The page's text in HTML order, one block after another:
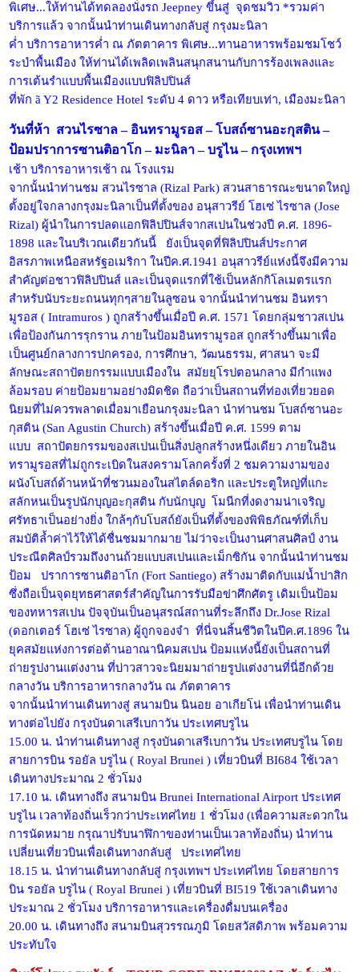
พิเศษ...ให้ท่านได้ทดลองนั่งรถ Jeepney ขึ้นสู่ จุดชมวิว *รวมค่า
บริการแล้ว จากนั้นนำท่านเดินทางกลับสู่ กรุงมะนิลา
ค่ำ บริการอาหารค่ำ ณ ภัตตาคาร พิเศษ...ทานอาหารพร้อมชมโชว์
ระบำพื้นเมือง ให้ท่านได้เพลิดเพลินสนุกสนานกับการร้องเพลงและ
การเต้นรำแบบพื้นเมืองแบบฟิลิปปินส์
ที่พัก ã Y2 Residence Hotel ระดับ 4 ดาว หรือเทียบเท่า, เมืองมะนิลา
วันที่ห้า สวนไรซาล – อินทรามูรอส – โบสถ์ซานอะกุสติน –
ป้อมปราการซานติอาโก – มะนิลา – บรูไน – กรุงเทพฯ
เช้า บริการอาหารเช้า ณ โรงแรม
จากนั้นนำท่านชม สวนไรซาล (Rizal Park) สวนสาธารณะขนาดใหญ่
ตั้งอยู่ใจกลางกรุงมะนิลาเป็นที่ตั้งของ อนุสาวรีย์ โฮเซ่ ไรซาล (Jose
Rizal) ผู้นำในการปลดแอกฟิลิปปินส์จากสเปนในช่วงปี ค.ศ. 1896-
1898 และในบริเวณเดียวกันนี้ ยังเป็นจุดที่ฟิลิปปินส์ประกาศ
อิสรภาพเหนือสหรัฐอเมริกา ในปีค.ศ.1941 อนุสาวรีย์แห่งนี้จึงมีความ
สำคัญต่อชาวฟิลิปปินส์ และเป็นจุดแรกที่ใช้เป็นหลักกิโลเมตรแรก
สำหรับนับระยะถนนทุกๆสายในลูซอน จากนั้นนำท่านชม อินทรา
มูรอส ( Intramuros ) ถูกสร้างขึ้นเมื่อปี ค.ศ. 1571 โดยกลุ่มชาวสเปน
เพื่อป้องกันการรุกราน ภายในป้อมอินทรามูรอส ถูกสร้างขึ้นมาเพื่อ
เป็นศูนย์กลางการปกครอง, การศึกษา, วัฒนธรรม, ศาสนา จะมี
ลักษณะสถาปัตยกรรมแบบเมืองใน สมัยยุโรปตอนกลาง มีกำแพง
ล้อมรอบ ค่ายป้อมยามอย่างมิดชิด ถือว่าเป็นสถานที่ท่องเที่ยวยอด
นิยมที่ไม่ควรพลาดเมื่อมาเยือนกรุงมะนิลา นำท่านชม โบสถ์ซานอะ
กุสติน (San Agustin Church) สร้างขึ้นเมื่อปี ค.ศ. 1599 ตาม
แบบ สถาปัตยกรรมของสเปนเป็นสิ่งปลูกสร้างหนึ่งเดียว ภายในอิน
ทรามูรอสที่ไม่ถูกระเบิดในสงครามโลกครั้งที่ 2 ชมความงามของ
ผนังโบสถ์ด้านหน้าที่ชวนมองในสไตล์ดอริก และประตูใหญ่ที่แกะ
สลักหนเป็นรูปนักบุญอะกุสติน กับนักบุญ โมนีกที่งดงามน่าเจริญ
ศรัทธาเป็นอย่างยิ่ง ใกล้ๆกับโบสถ์ยังเป็นที่ตั้งของพิพิธภัณฑ์ที่เก็บ
สมบัติล้ำค่าไว้ให้ได้ชื่นชมมากมาย ไม่ว่าจะเป็นงานศาสนศิลป์ งาน
ประณีตศิลป์รวมถึงงานถ้วยแบบสเปนและเม็กซิกัน จากนั้นนำท่านชม
ป้อม ปราการซานติอาโก (Fort Santiego) สร้างมาติดกับแม่น้ำปาสิก
ซึ่งถือเป็นจุดยุทธศาสตร์สำคัญในการรับมือข่าศึกศัตรู เดิมเป็นป้อม
ของทหารสเปน ปัจจุบันเป็นอนุสรณ์สถานที่ระลึกถึง Dr.Jose Rizal
(ดอกเตอร์ โฮเซ่ ไรซาล) ผู้ถูกจองจำ ที่นี่จนสิ้นชีวิตในปีค.ศ.1896 ใน
ยุคสมัยแห่งการต่อต้านอาณานิคมสเปน ป้อมแห่งนี้ยังเป็นสถานที่
ถ่ายรูปงานแต่งงาน ที่บ่าวสาวจะนิยมมาถ่ายรูปแต่งงานที่นี่อีกด้วย
กลางวัน บริการอาหารกลางวัน ณ ภัตตาคาร
จากนั้นนำท่านเดินทางสู่ สนามบิน นินอย อาเกียโน่ เพื่อนำท่านเดิน
ทางต่อไปยัง กรุงบันดาเสรีเบกาวัน ประเทศบรูไน
15.00 น. นำท่านเดินทางสู่ กรุงบันดาเสรีเบกาวัน ประเทศบรูไน โดย
สายการบิน รอยัล บรูไน ( Royal Brunei ) เที่ยวบินที่ BI684 ใช้เวลา
เดินทางประมาณ 2 ชั่วโมง
17.10 น. เดินทางถึง สนามบิน Brunei International Airport ประเทศ
บรูไน เวลาท้องถิ่นเร็วกว่าประเทศไทย 1 ชั่วโมง (เพื่อความสะดวกใน
การนัดหมาย กรุณาปรับนาฬิกาของท่านเป็นเวลาท้องถิ่น) นำท่าน
เปลี่ยนเที่ยวบินเพื่อเดินทางกลับสู่ ประเทศไทย
18.15 น. นำท่านเดินทางกลับสู่ กรุงเทพฯ ประเทศไทย โดยสายการ
บิน รอยัล บรูไน ( Royal Brunei ) เที่ยวบินที่ BI519 ใช้เวลาเดินทาง
ประมาณ 2 ชั่วโมง บริการอาหารและเครื่องดื่มบนเครื่อง
20.00 น. เดินทางถึง สนามบินสุวรรณภูมิ โดยสวัสดิภาพ พร้อมความ
ประทับใจ